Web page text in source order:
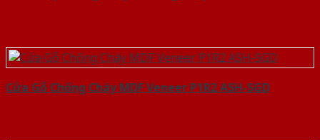
Cửa Gỗ Chống Cháy MDF Veneer P1R2 ASH-SGD